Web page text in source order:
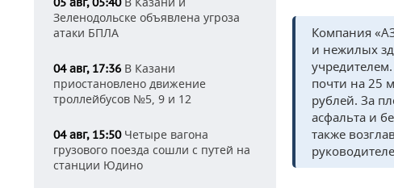
Зеленодольске объявлена угроза
атаки БПЛА
04 авг, 17:36 В Казани
приостановлено движение
троллейбусов №5, 9 и 12
04 авг, 15:50Четыре вагона
грузового поезда сошли с путей на
станции Юдино
Компания
и нежилых
почти на 25
рублей. За
асфальта и
также